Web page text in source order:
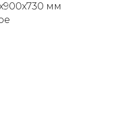
мм